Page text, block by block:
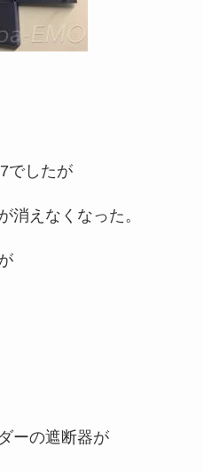
でしたが
消えなくなった。
ーの遮断器が